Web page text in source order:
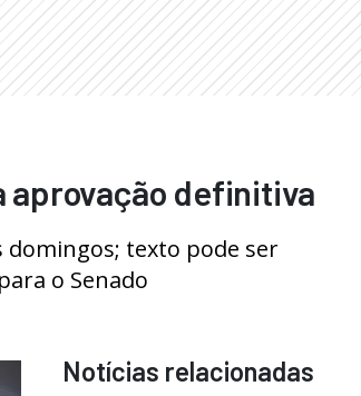
aprovação definitiva
domingos; texto pode ser
o Senado
Notícias relacionadas